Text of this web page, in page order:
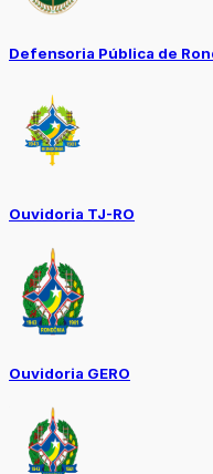
Defensoria Pública de
Ouvidoria TJ-RO
Ouvidoria GERO